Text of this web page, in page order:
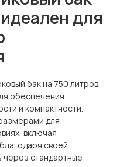
для
бак на 750 литров,
обеспечения
и компактности.
для
включая
своей
через стандартные